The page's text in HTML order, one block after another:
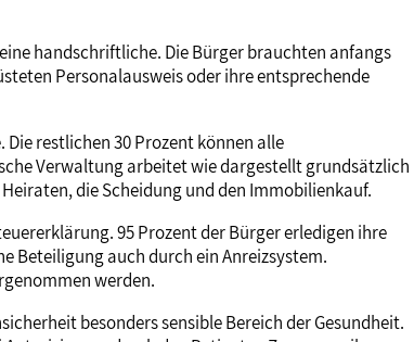
handschriftliche. Die Bürger brauchten anfangs
Personalausweis oder ihre entsprechende
restlichen 30 Prozent können alle
Verwaltung arbeitet wie dargestellt grundsätzlich
die Scheidung und den Immobilienkauf.
95 Prozent der Bürger erledigen ihre
Beteiligung auch durch ein Anreizsystem.
werden.
besonders sensible Bereich der Gesundheit.